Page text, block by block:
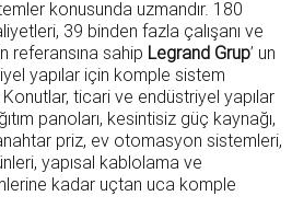
konusunda uzmandır. 180
39 binden fazla çalışanı ve
referansına sahip Legrand Grup’ un
yapılar için komple sistem
ticari ve endüstriyel yapılar
panoları, kesintisiz güç kaynağı,
priz, ev otomasyon sistemleri,
yapısal kablolama ve
kadar uçtan uca komple